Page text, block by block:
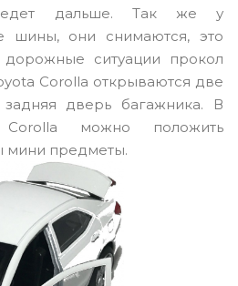
дальше. Так же у
шины, они снимаются, это
дорожные ситуации прокол
Corolla открываются две
дверь багажника. В
можно положить
мини предметы.